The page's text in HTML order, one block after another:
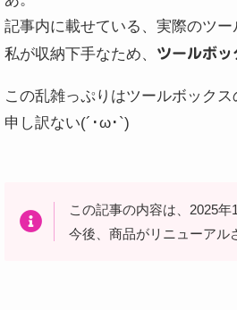
記事内に載せている、実際のツ
私が収納下手なため、
ツールボ
この乱雑っぷりはツールボック
申し訳ない(´･ω･`)
この記事の内容は、2025年
今後、商品がリニューアル